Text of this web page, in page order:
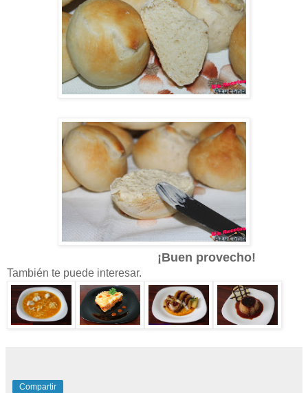
¡Buen provecho!
También te puede interesar.
Compartir